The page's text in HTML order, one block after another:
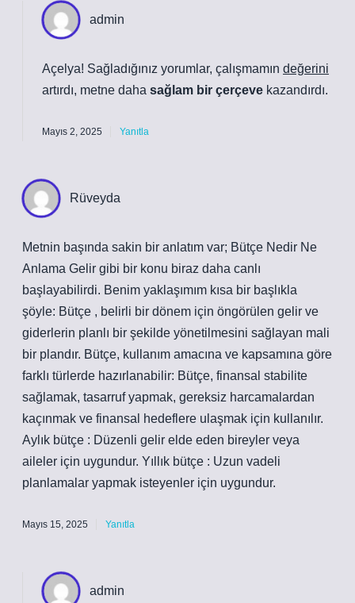
admin
Açelya! Sağladığınız yorumlar, çalışmamın değerini
artırdı, metne daha sağlam bir çerçeve kazandırdı.
Mayıs 2, 2025 Yanıtla
Rüveyda
Metnin başında sakin bir anlatım var; Bütçe Nedir Ne
Anlama Gelir gibi bir konu biraz daha canlı
başlayabilirdi. Benim yaklaşımım kısa bir başlıkla
şöyle: Bütçe , belirli bir dönem için öngörülen gelir ve
giderlerin planlı bir şekilde yönetilmesini sağlayan mali
bir plandır. Bütçe, kullanım amacına ve kapsamına göre
farklı türlerde hazırlanabilir: Bütçe, finansal stabilite
sağlamak, tasarruf yapmak, gereksiz harcamalardan
kaçınmak ve finansal hedeflere ulaşmak için kullanılır.
Aylık bütçe : Düzenli gelir elde eden bireyler veya
aileler için uygundur. Yıllık bütçe : Uzun vadeli
planlamalar yapmak isteyenler için uygundur.
Mayıs 15, 2025 Yanıtla
admin